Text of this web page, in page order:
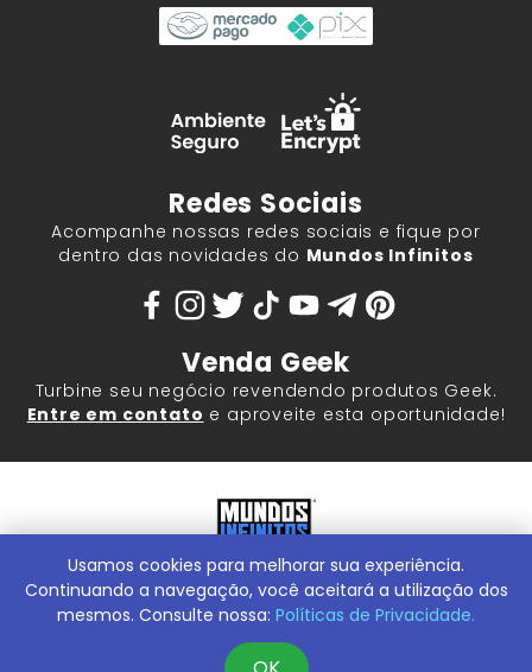
Redes Sociais
Acompanhe nossas redes sociais e fique por
dentro das novidades do Mundos Infinitos
Venda Geek
Turbine seu negócio revendendo produtos Geek.
Entre em contato e aproveite esta oportunidade!
Mundos Infinitos - Publicações e Geek Store |ContentStuff
Publicações e Assinaturas Ltda. CNPJ - 05.859.917/0001-60.
Conheça nossa Loja Física:Rua Machado Bitencourt, 291 -
Usamos cookies para melhorar sua experiência.
Continuando a navegação, você aceitará a utilização dos
mesmos. Consulte nossa: Políticas de Privacidade.